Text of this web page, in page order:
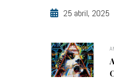
25 abril, 2025